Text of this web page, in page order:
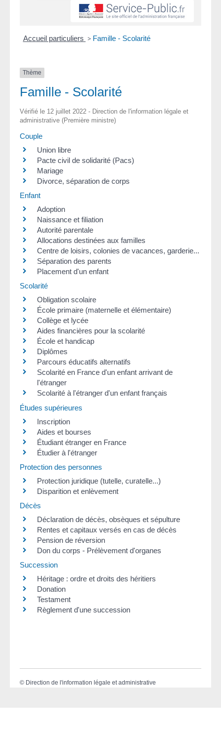
Accueil particuliers > Famille - Scolarité
Thème
Famille - Scolarité
Vérifié le 12 juillet 2022 - Direction de l'information légale et
administrative (Première ministre)
Couple
Union libre
Pacte civil de solidarité (Pacs)
Mariage
Divorce, séparation de corps
Enfant
Adoption
Naissance et filiation
Autorité parentale
Allocations destinées aux familles
Centre de loisirs, colonies de vacances, garderie...
Séparation des parents
Placement d'un enfant
Scolarité
Obligation scolaire
École primaire (maternelle et élémentaire)
Collège et lycée
Aides financières pour la scolarité
École et handicap
Diplômes
Parcours éducatifs alternatifs
Scolarité en France d'un enfant arrivant de
l'étranger
Scolarité à l'étranger d'un enfant français
Études supérieures
Inscription
Aides et bourses
Étudiant étranger en France
Étudier à l'étranger
Protection des personnes
Protection juridique (tutelle, curatelle...)
Disparition et enlèvement
Décès
Déclaration de décès, obsèques et sépulture
Rentes et capitaux versés en cas de décès
Pension de réversion
Don du corps - Prélèvement d'organes
Succession
Héritage : ordre et droits des héritiers
Donation
Testament
Règlement d'une succession
© Direction de l'information légale et administrative